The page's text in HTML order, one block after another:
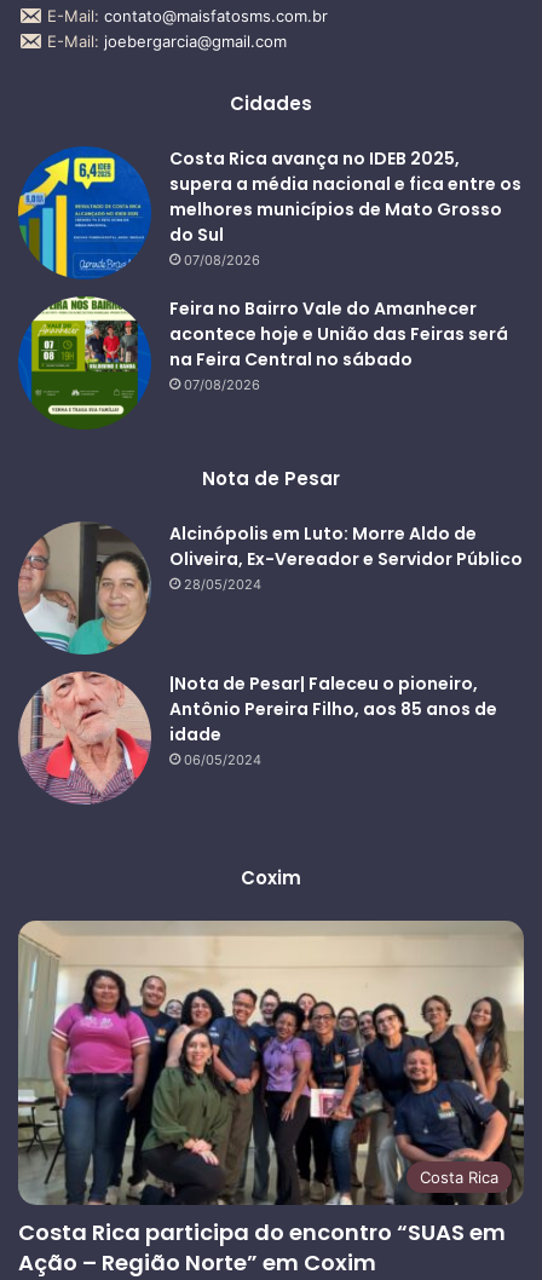
E-Mail: contato@maisfatosms.com.br
E-Mail: joebergarcia@gmail.com
Cidades
Costa Rica avança no IDEB 2025,
supera a média nacional e fica entre os
melhores municípios de Mato Grosso
do Sul
07/08/2026
Feira no Bairro Vale do Amanhecer
acontece hoje e União das Feiras será
na Feira Central no sábado
07/08/2026
Nota de Pesar
Alcinópolis em Luto: Morre Aldo de
Oliveira, Ex-Vereador e Servidor Público
28/05/2024
|Nota de Pesar| Faleceu o pioneiro,
Antônio Pereira Filho, aos 85 anos de
idade
06/05/2024
Coxim
Costa Rica
Costa Rica participa do encontro “SUAS em
Ação – Região Norte” em Coxim